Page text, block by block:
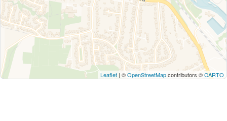
Leaflet | ©OpenStreetMapcontributors ©CARTO